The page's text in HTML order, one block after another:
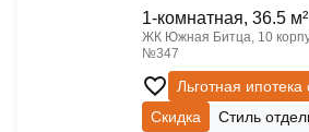
1-комнатная, 36.5 м²
ЖК Южная Битца, 10
№347
Льготная ипотека
Скидка
Стиль